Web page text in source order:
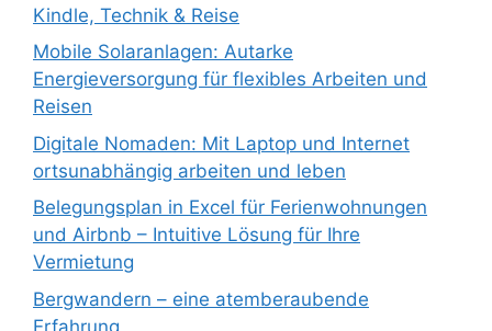
Kindle, Technik & Reise
Mobile Solaranlagen: Autarke
Energieversorgung für flexibles Arbeiten und
Reisen
Digitale Nomaden: Mit Laptop und Internet
ortsunabhängig arbeiten und leben
Belegungsplan in Excel für Ferienwohnungen
und Airbnb – Intuitive Lösung für Ihre
Vermietung
Bergwandern – eine atemberaubende
Erfahrung